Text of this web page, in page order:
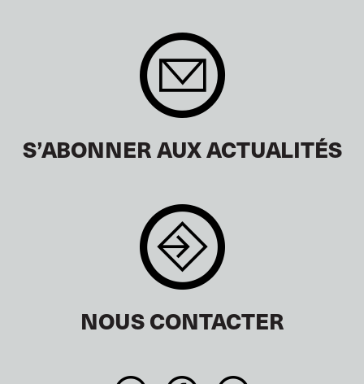
S’ABONNER AUX ACTUALITÉS
NOUS CONTACTER